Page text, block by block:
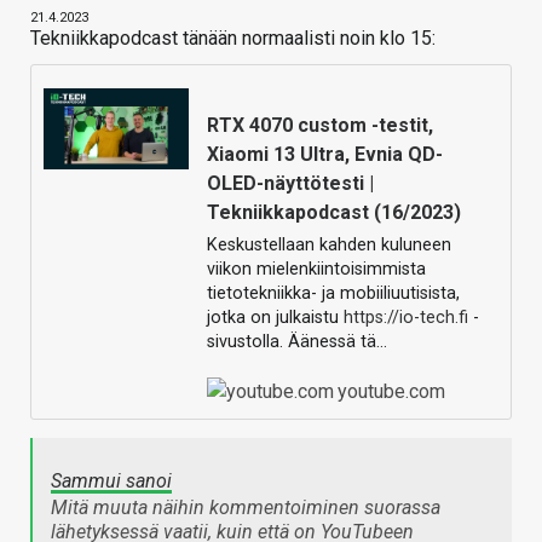
21.4.2023
Tekniikkapodcast tänään normaalisti noin klo 15:
RTX 4070 custom -testit,
Xiaomi 13 Ultra, Evnia QD-
OLED-näyttötesti |
Tekniikkapodcast (16/2023)
Keskustellaan kahden kuluneen
viikon mielenkiintoisimmista
tietotekniikka- ja mobiiliuutisista,
jotka on julkaistu https://io-tech.fi -
sivustolla. Äänessä tä…
youtube.com
Sammui sanoi
Mitä muuta näihin kommentoiminen suorassa
lähetyksessä vaatii, kuin että on YouTubeen